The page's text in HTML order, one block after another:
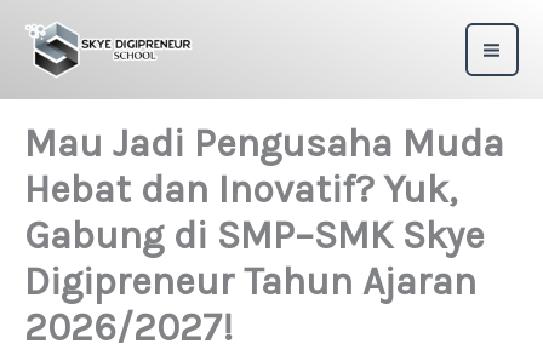
content
Mau Jadi Pengusaha Muda
Hebat dan Inovatif? Yuk,
Gabung di SMP–SMK Skye
Digipreneur Tahun Ajaran
2026/2027!